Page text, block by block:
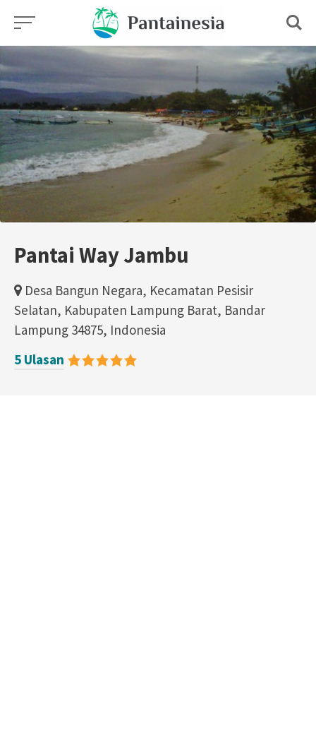
Skip
content
Pantai Way Jambu
Desa Bangun Negara, Kecamatan Pesisir
Selatan, Kabupaten Lampung Barat, Bandar
Lampung 34875, Indonesia
5 Ulasan